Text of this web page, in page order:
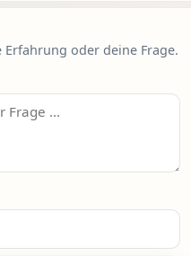
oder deine Frage.